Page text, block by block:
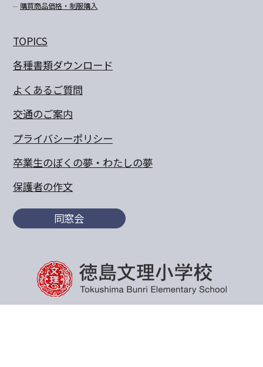
購買商品価格・制服購入
TOPICS
各種書類ダウンロード
よくあるご質問
交通のご案内
プライバシーポリシー
卒業生のぼくの夢・わたしの夢
保護者の作文
同窓会
〒770-8055 徳島県徳島市山城町東浜傍示68-10